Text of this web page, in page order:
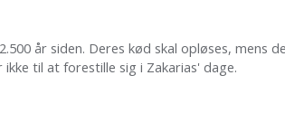
år siden. Deres kød skal opløses, mens
til at forestille sig i Zakarias' dage.